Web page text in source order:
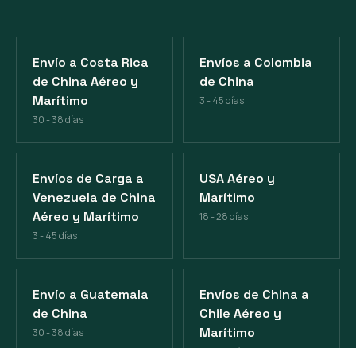
Envío a Costa Rica
de China Aéreo y
Marítimo
30 - 38 días
Envíos a Colombia
de China
3 - 45 días
Envíos de Carga a
Venezuela de China
Aéreo y Marítimo
3 - 45 días
USA Aéreo y
Marítimo
18 - 28 días
Envío a Guatemala
de China
30 - 38 días
Envíos de China a
Chile Aéreo y
Marítimo